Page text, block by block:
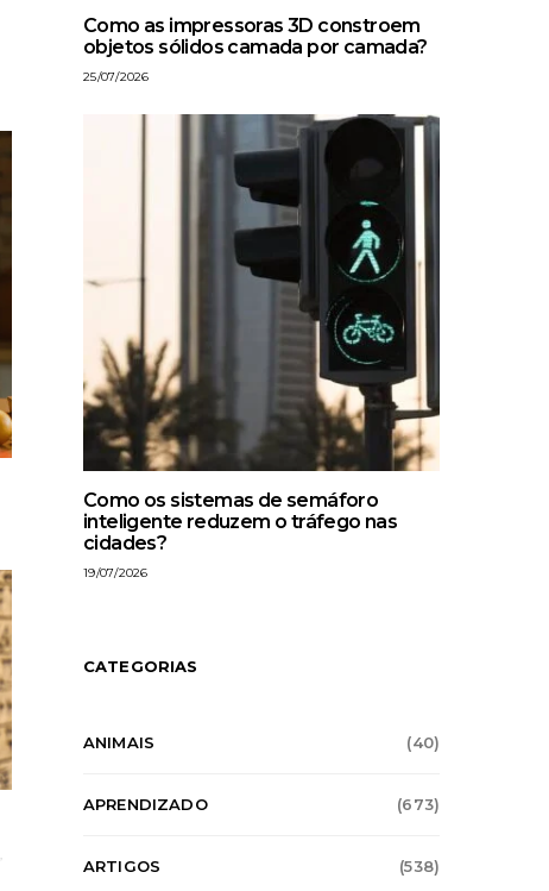
TECNOLOGIA
Como as impressoras 3D constroem
objetos sólidos camada por camada?
25/07/2026
Como os sistemas de semáforo
inteligente reduzem o tráfego nas
cidades?
19/07/2026
CATEGORIAS
ANIMAIS (40)
APRENDIZADO (673)
ARTIGOS (538)